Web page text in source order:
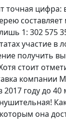
точная цифра:
составляет
1: 302 575
участие в
получить
стоит
компании
2017 году до
она